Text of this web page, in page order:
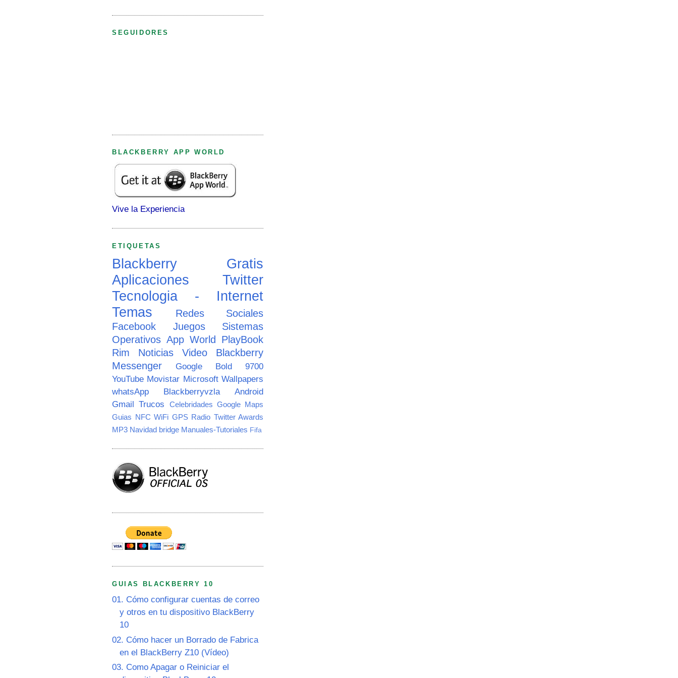
SEGUIDORES
BLACKBERRY APP WORLD
Vive la Experiencia
ETIQUETAS
Blackberry
Gratis
Aplicaciones
Twitter
Tecnologia - Internet
Temas
Redes Sociales
Facebook
Juegos
Sistemas
Operativos App World PlayBook
Rim
Noticias Video
Blackberry
Messenger
Google
Bold 9700
YouTube Movistar Microsoft Wallpapers
whatsApp
Blackberryvzla
Android
Gmail Trucos Celebridades Google Maps
Guias NFC WiFi GPS Radio Twitter Awards
MP3 Navidad bridge Manuales-Tutoriales Fifa
GUIAS BLACKBERRY 10
01. Cómo configurar cuentas de correo
y otros en tu dispositivo BlackBerry
10
02. Cómo hacer un Borrado de Fabrica
en el BlackBerry Z10 (Vídeo)
03. Como Apagar o Reiniciar el